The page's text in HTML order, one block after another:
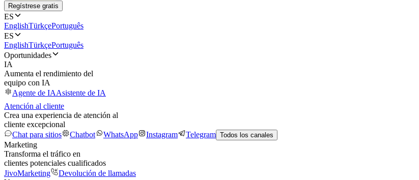
Regístrese gratis
ES
EnglishTürkçePortuguês
ES
EnglishTürkçePortuguês
Oportunidades
IA
Aumenta el rendimiento del
equipo con IA
Agente de IAAsistente de IA
Atención al cliente
Crea una experiencia de atención al
cliente excepcional
Chat para sitios
Chatbot WhatsApp Instagram Telegram Todos los canales
Marketing
Transforma el tráfico en
clientes potenciales cualificados
JivoMarketing
Devolución de llamadas